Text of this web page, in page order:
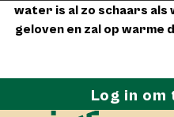
water is al zo schaars als
geloven en zal op warme
Log in om